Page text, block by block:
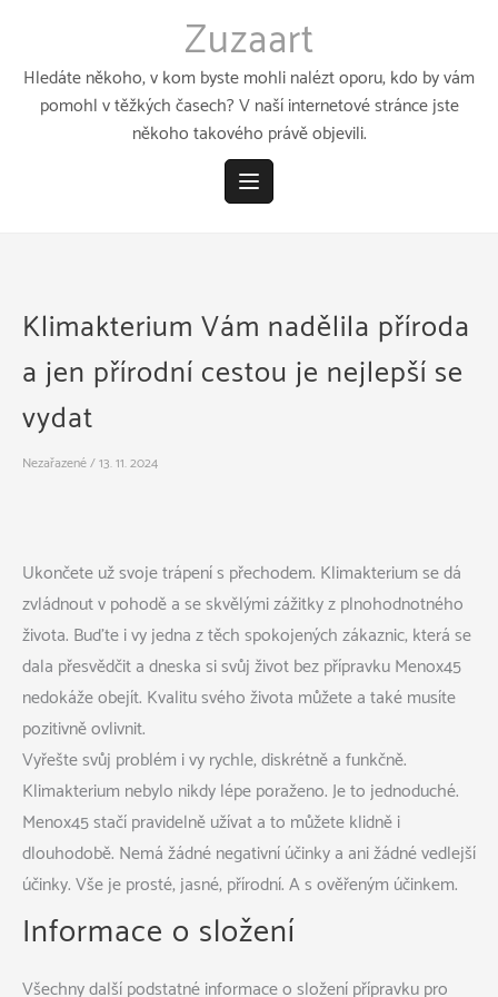
obsahu
Zuzaart
Hledáte někoho, v kom byste mohli nalézt oporu, kdo by vám
pomohl v těžkých časech? V naší internetové stránce jste
někoho takového právě objevili.
Klimakterium Vám nadělila příroda
a jen přírodní cestou je nejlepší se
vydat
Nezařazené/13. 11. 2024
Ukončete už svoje trápení s přechodem. Klimakterium se dá
zvládnout v pohodě a se skvělými zážitky z plnohodnotného
života. Buďte i vy jedna z těch spokojených zákaznic, která se
dala přesvědčit a dneska si svůj život bez přípravku Menox45
nedokáže obejít. Kvalitu svého života můžete a také musíte
pozitivně ovlivnit.
Vyřešte svůj problém i vy rychle, diskrétně a funkčně.
Klimakterium nebylo nikdy lépe poraženo. Je to jednoduché.
Menox45 stačí pravidelně užívat a to můžete klidně i
dlouhodobě. Nemá žádné negativní účinky a ani žádné vedlejší
účinky. Vše je prosté, jasné, přírodní. A s ověřeným účinkem.
Informace o složení
Všechny další podstatné informace o složení přípravku pro